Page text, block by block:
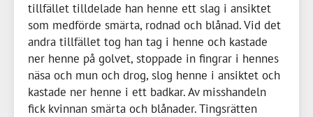
tillfället tilldelade han henne ett slag i ansiktet
som medförde smärta, rodnad och blånad. Vid det
andra tillfället tog han tag i henne och kastade
ner henne på golvet, stoppade in fingrar i hennes
näsa och mun och drog, slog henne i ansiktet och
kastade ner henne i ett badkar. Av misshandeln
fick kvinnan smärta och blånader. Tingsrätten